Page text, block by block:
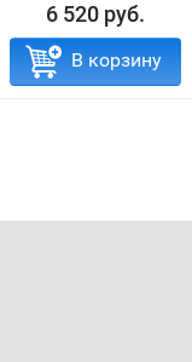
6 520 руб.
В корзину